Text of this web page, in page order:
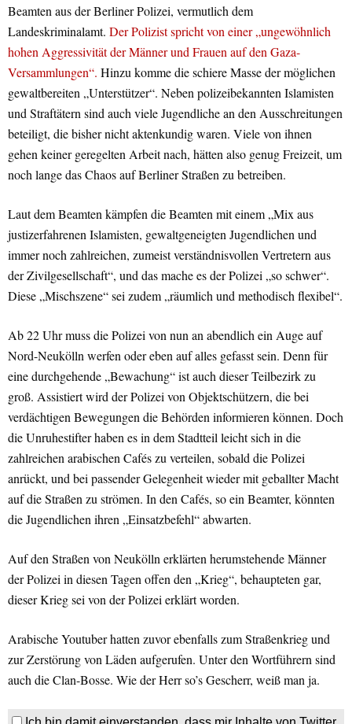
Beamten aus der Berliner Polizei, vermutlich dem
Landeskriminalamt. Der Polizist spricht von einer „ungewöhnlich
hohen Aggressivität der Männer und Frauen auf den Gaza-
Versammlungen“. Hinzu komme die schiere Masse der möglichen
gewaltbereiten „Unterstützer“. Neben polizeibekannten Islamisten
und Straftätern sind auch viele Jugendliche an den Ausschreitungen
beteiligt, die bisher nicht aktenkundig waren. Viele von ihnen
gehen keiner geregelten Arbeit nach, hätten also genug Freizeit, um
noch lange das Chaos auf Berliner Straßen zu betreiben.
Laut dem Beamten kämpfen die Beamten mit einem „Mix aus
justizerfahrenen Islamisten, gewaltgeneigten Jugendlichen und
immer noch zahlreichen, zumeist verständnisvollen Vertretern aus
der Zivilgesellschaft“, und das mache es der Polizei „so schwer“.
Diese „Mischszene“ sei zudem „räumlich und methodisch flexibel“.
Ab 22 Uhr muss die Polizei von nun an abendlich ein Auge auf
Nord-Neukölln werfen oder eben auf alles gefasst sein. Denn für
eine durchgehende „Bewachung“ ist auch dieser Teilbezirk zu
groß. Assistiert wird der Polizei von Objektschützern, die bei
verdächtigen Bewegungen die Behörden informieren können. Doch
die Unruhestifter haben es in dem Stadtteil leicht sich in die
zahlreichen arabischen Cafés zu verteilen, sobald die Polizei
anrückt, und bei passender Gelegenheit wieder mit geballter Macht
auf die Straßen zu strömen. In den Cafés, so ein Beamter, könnten
die Jugendlichen ihren „Einsatzbefehl“ abwarten.
Auf den Straßen von Neukölln erklärten herumstehende Männer
der Polizei in diesen Tagen offen den „Krieg“, behaupteten gar,
dieser Krieg sei von der Polizei erklärt worden.
Arabische Youtuber hatten zuvor ebenfalls zum Straßenkrieg und
zur Zerstörung von Läden aufgerufen. Unter den Wortführern sind
auch die Clan-Bosse. Wie der Herr so’s Gescherr, weiß man ja.